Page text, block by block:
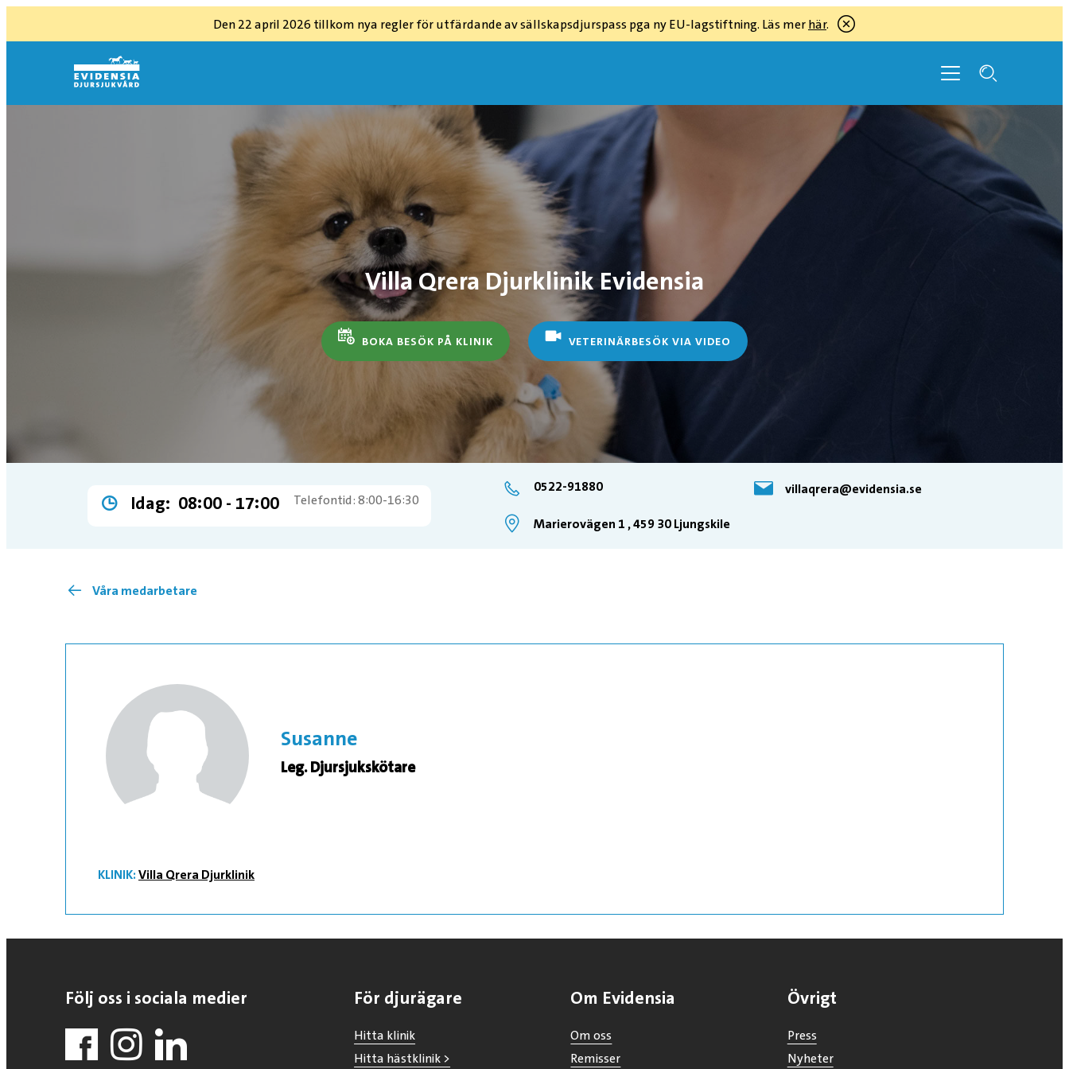
Den 22 april 2026 tillkom nya regler för utfärdande av sällskapsdjurspass pga ny EU-lagstiftning. Läs merhär.
Villa Qrera Djurklinik Evidensia
BOKA BESÖK PÅ KLINIK VETERINÄRBESÖK VIA VIDEO
Idag: 08:00 ­- 17:00 Telefontid: 8:00-16:30
0522-91880 villaqrera@evidensia.se
Marierovägen 1 , 459 30 Ljungskile
Våra medarbetare
Susanne
Leg. Djursjukskötare
KLINIK:Villa Qrera Djurklinik
Följ oss i sociala medier För djurägare
Hitta klinik
Hitta hästklinik >
Om Evidensia
Om oss
Remisser
Övrigt
Press
Nyheter